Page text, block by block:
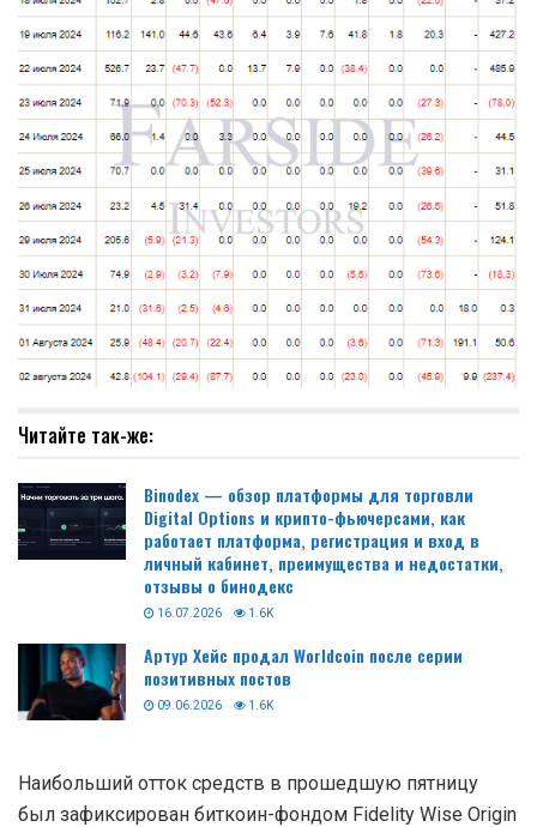
Читайте так-же:
Binodex — обзор платформы для торговли
Digital Options и крипто-фьючерсами, как
работает платформа, регистрация и вход в
личный кабинет, преимущества и недостатки,
отзывы о бинодекс
16.07.2026 1.6K
Артур Хейс продал Worldcoin после серии
позитивных постов
09.06.2026 1.6K
Наибольший отток средств в прошедшую пятницу
был зафиксирован биткоин-фондом Fidelity Wise Origin